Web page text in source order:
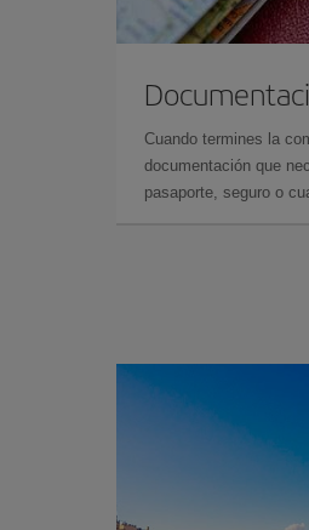
Cuando termines la
documentación que
pasaporte, seguro o